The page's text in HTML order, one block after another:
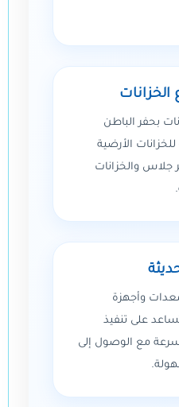
الخزانات
بحفر الباطن
الأرضية
جلاس والخزانات
وأجهزة
على تنفيذ
مع الوصول إلى